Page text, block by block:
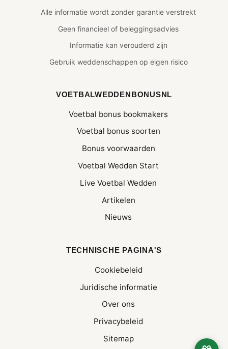
Alle informatie wordt zonder garantie verstrekt
Geen financieel of beleggingsadvies
Informatie kan verouderd zijn
Gebruik weddenschappen op eigen risico
VOETBALWEDDENBONUSNL
Voetbal bonus bookmakers
Voetbal bonus soorten
Bonus voorwaarden
Voetbal Wedden Start
Live Voetbal Wedden
Artikelen
Nieuws
TECHNISCHE PAGINA'S
Cookiebeleid
Juridische informatie
Over ons
Privacybeleid
Sitemap